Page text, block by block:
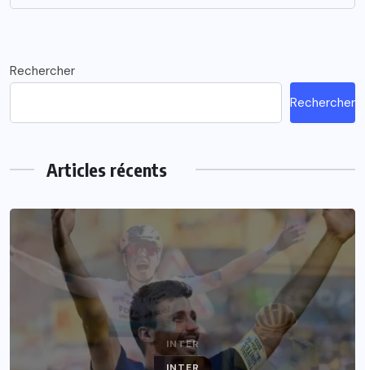
Rechercher
Rechercher
Articles récents
INTER